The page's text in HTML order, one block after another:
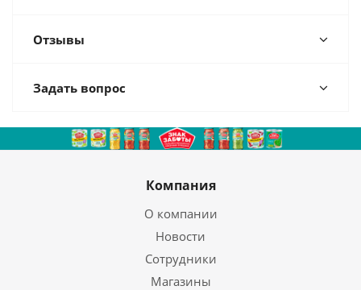
Отзывы
Задать вопрос
Компания
О компании
Новости
Сотрудники
Магазины